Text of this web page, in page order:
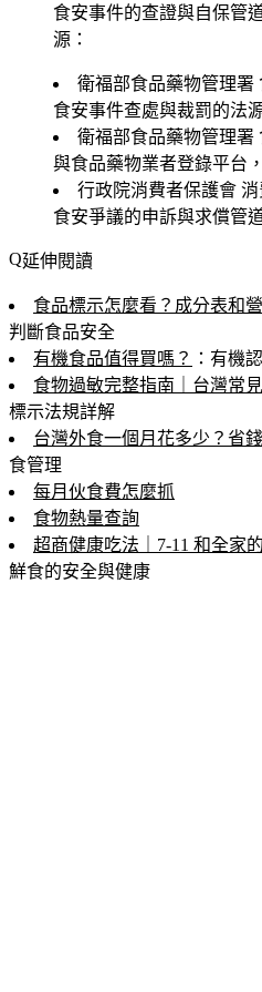
食安事件的查證與自保管
源：
衛福部食品藥物管理署
食安事件查處與裁罰的法
衛福部食品藥物管理署
與食品藥物業者登錄平台
行政院消費者保護會 消
食安爭議的申訴與求償管
延伸閱讀
食品標示怎麼看？成分表和
判斷食品安全
有機食品值得買嗎？ ：有機
食物過敏完整指南｜台灣常
標示法規詳解
台灣外食一個月花多少？省
食管理
每月伙食費怎麼抓
食物熱量查詢
超商健康吃法｜7-11 和全家
鮮食的安全與健康